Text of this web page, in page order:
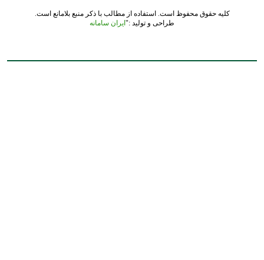
کلیه حقوق محفوظ است. استفاده از مطالب با ذکر منبع بلامانع است.
طراحی و تولید :" ایران سامانه